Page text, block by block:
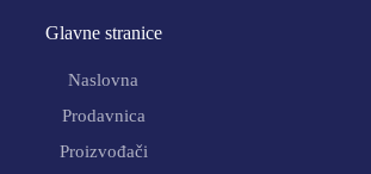
Glavne stranice
Naslovna
Prodavnica
Proizvođači